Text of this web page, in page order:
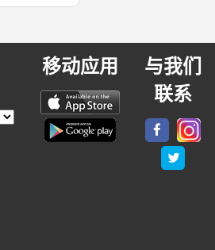
移动应用
与我们
联系